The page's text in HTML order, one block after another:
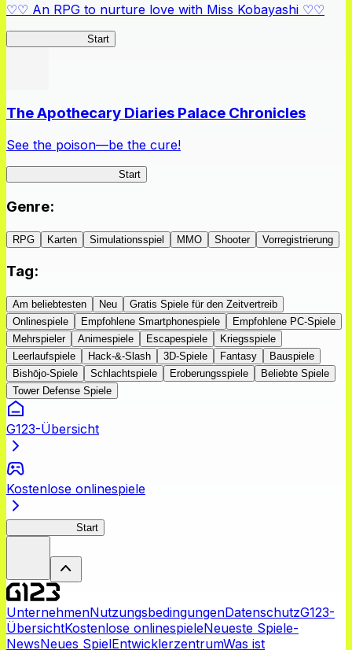
♡♡ An RPG to nurture love with Miss Kobayashi ♡♡
Start
The Apothecary Diaries Palace Chronicles
See the poison—be the cure!
Start
Genre:
RPG Karten Simulationsspiel MMO Shooter Vorregistrierung
Tag:
Am beliebtesten Neu
Gratis Spiele für den Zeitvertreib
Onlinespiele
Empfohlene Smartphonespiele
Empfohlene PC-Spiele
Mehrspieler
Animespiele Escapespiele
Kriegsspiele
Leerlaufspiele
Hack-&-Slash 3D-Spiele Fantasy
Bauspiele
Bishōjo-Spiele
Schlachtspiele Eroberungsspiele
Beliebte Spiele
Tower Defense Spiele
G123-Übersicht
Kostenlose onlinespiele
Start
UnternehmenNutzungsbedingungenDatenschutzG123-
ÜbersichtKostenlose onlinespieleNeueste Spiele-
NewsNeues SpielEntwicklerzentrumWas ist